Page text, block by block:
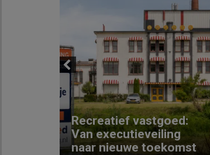
Previous
Recreatief vastgoed:
Van executieveiling
naar nieuwe toekomst